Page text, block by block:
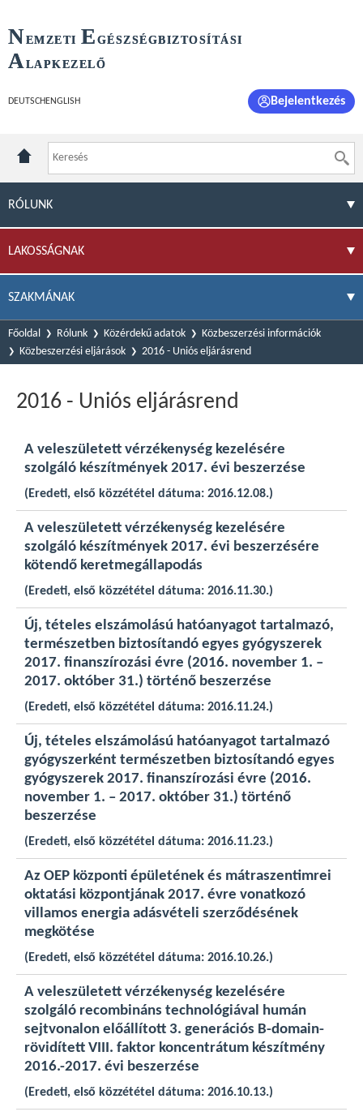
NEMZETI E GÉSZSÉGBIZTOSÍTÁSI
ALAPKEZELŐ
DEUTSCH ENGLISH Bejelentkezés
RÓLUNK
LAKOSSÁGNAK
SZAKMÁNAK
Főoldal Rólunk Közérdekű adatok
Közbeszerzési információk
Közbeszerzési eljárások
2016 - Uniós eljárásrend
2016 - Uniós eljárásrend
A veleszületett vérzékenység kezelésére
szolgáló készítmények 2017. évi beszerzése
(Eredeti, első közzététel dátuma: 2016.12.08.)
A veleszületett vérzékenység kezelésére
szolgáló készítmények 2017. évi beszerzésére
kötendő keretmegállapodás
(Eredeti, első közzététel dátuma: 2016.11.30.)
Új, tételes elszámolású hatóanyagot tartalmazó,
természetben biztosítandó egyes gyógyszerek
2017. finanszírozási évre (2016. november 1. –
2017. október 31.) történő beszerzése
(Eredeti, első közzététel dátuma: 2016.11.24.)
Új, tételes elszámolású hatóanyagot tartalmazó
gyógyszerként természetben biztosítandó egyes
gyógyszerek 2017. finanszírozási évre (2016.
november 1. – 2017. október 31.) történő
beszerzése
(Eredeti, első közzététel dátuma: 2016.11.23.)
Az OEP központi épületének és mátraszentimrei
oktatási központjának 2017. évre vonatkozó
villamos energia adásvételi szerződésének
megkötése
(Eredeti, első közzététel dátuma: 2016.10.26.)
A veleszületett vérzékenység kezelésére
szolgáló recombináns technológiával humán
sejtvonalon előállított 3. generációs B-domain-
rövidített VIII. faktor koncentrátum készítmény
2016.-2017. évi beszerzése
(Eredeti, első közzététel dátuma: 2016.10.13.)